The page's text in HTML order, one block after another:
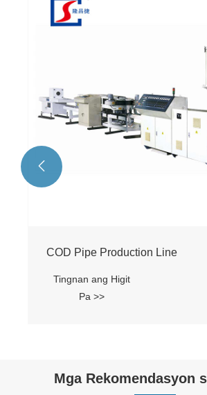
COD Pipe Production Line
Tingnan ang Higit
Pa >>

Mga Rekomendasyon